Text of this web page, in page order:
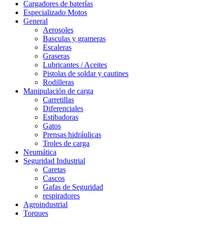
Cargadores de baterías
Especializado Motos
General
Aerosoles
Basculas y grameras
Escaleras
Graseras
Lubricantes / Aceites
Pistolas de soldar y cautines
Rodilleras
Manipulación de carga
Carretillas
Diferenciales
Estibadoras
Gatos
Prensas hidráulicas
Troles de carga
Neumática
Seguridad Industrial
Caretas
Cascos
Gafas de Seguridad
respiradores
Agroindustrial
Torques